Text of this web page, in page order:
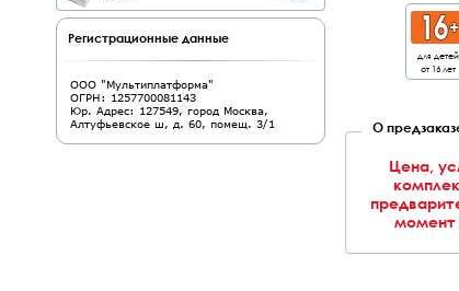
Регистрационные данные
ООО "Мультиплатформа"
ОГРН: 1257700081143
Юр. Адрес: 127549, город Москва,
Алтуфьевское ш, д. 60, помещ. 3/1
для детей
от 16 лет
О
Цена,
момент